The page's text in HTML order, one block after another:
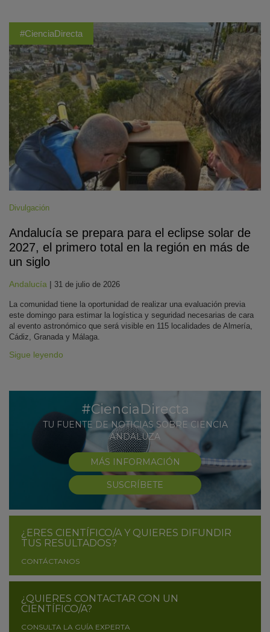
#CienciaDirecta
Divulgación
Andalucía se prepara para el eclipse solar de
2027, el primero total en la región en más de
un siglo
Andalucía | 31 de julio de 2026
La comunidad tiene la oportunidad de realizar una evaluación previa
este domingo para estimar la logística y seguridad necesarias de cara
al evento astronómico que será visible en 115 localidades de Almería,
Cádiz, Granada y Málaga.
Sigue leyendo
#CienciaDirecta
TU FUENTE DE NOTICIAS SOBRE CIENCIA
ANDALUZA
MÁS INFORMACIÓN
SUSCRÍBETE
¿ERES CIENTÍFICO/A Y QUIERES DIFUNDIR
TUS RESULTADOS?
CONTÁCTANOS
¿QUIERES CONTACTAR CON UN
CIENTÍFICO/A?
CONSULTA LA GUÍA EXPERTA